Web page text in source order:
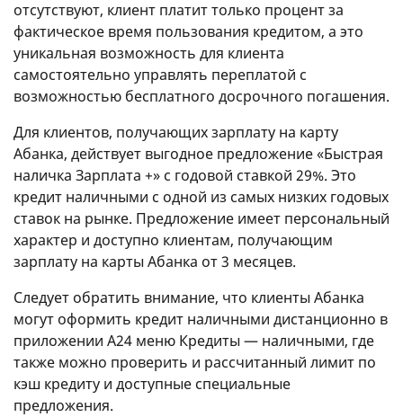
отсутствуют, клиент платит только процент за
фактическое время пользования кредитом, а это
уникальная возможность для клиента
самостоятельно управлять переплатой с
возможностью бесплатного досрочного погашения.
Для клиентов, получающих зарплату на карту
Абанка, действует выгодное предложение «Быстрая
наличка Зарплата +» с годовой ставкой 29%. Это
кредит наличными с одной из самых низких годовых
ставок на рынке. Предложение имеет персональный
характер и доступно клиентам, получающим
зарплату на карты Абанка от 3 месяцев.
Следует обратить внимание, что клиенты Абанка
могут оформить кредит наличными дистанционно в
приложении А24 меню Кредиты — наличными, где
также можно проверить и рассчитанный лимит по
кэш кредиту и доступные специальные
предложения.